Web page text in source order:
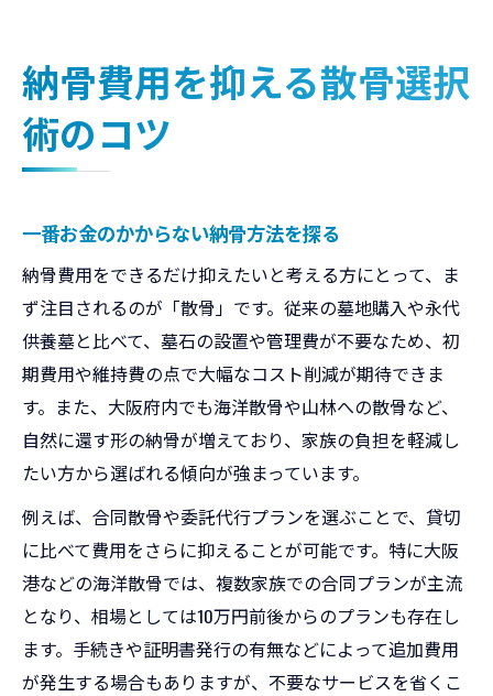
納骨費用を抑える散骨選択
術のコツ
一番お金のかからない納骨方法を探る
納骨費用をできるだけ抑えたいと考える方にとって、ま
ず注目されるのが「散骨」です。従来の墓地購入や永代
供養墓と比べて、墓石の設置や管理費が不要なため、初
期費用や維持費の点で大幅なコスト削減が期待できま
す。また、大阪府内でも海洋散骨や山林への散骨など、
自然に還す形の納骨が増えており、家族の負担を軽減し
たい方から選ばれる傾向が強まっています。
例えば、合同散骨や委託代行プランを選ぶことで、貸切
に比べて費用をさらに抑えることが可能です。特に大阪
港などの海洋散骨では、複数家族での合同プランが主流
となり、相場としては10万円前後からのプランも存在し
ます。手続きや証明書発行の有無などによって追加費用
が発生する場合もありますが、不要なサービスを省くこ